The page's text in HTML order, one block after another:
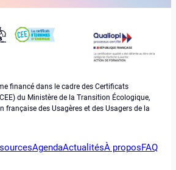
financé dans le cadre des Certificats
du Ministère de la Transition Écologique,
française des Usagères et des Usagers de la
AgendaActualitésÀ proposFAQ